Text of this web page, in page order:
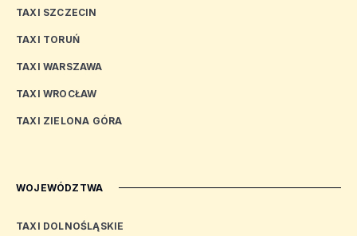
TAXI SZCZECIN
TAXI TORUŃ
TAXI WARSZAWA
TAXI WROCŁAW
TAXI ZIELONA GÓRA
WOJEWÓDZTWA
TAXI DOLNOŚLĄSKIE